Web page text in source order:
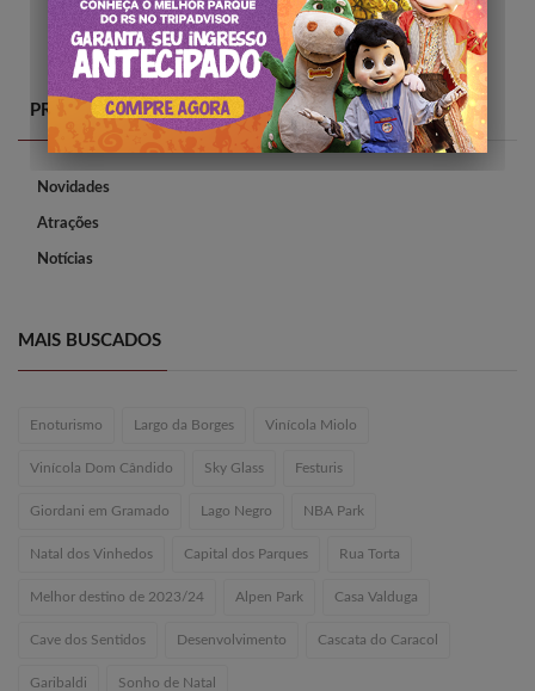
PRINCIPAIS CATEGORIAS
Novidades
Atrações
Notícias
MAIS BUSCADOS
Enoturismo Largo da Borges Vinícola Miolo
Vinícola Dom Cândido Sky Glass Festuris
Giordani em Gramado Lago Negro NBA Park
Natal dos Vinhedos Capital dos Parques Rua Torta
Melhor destino de 2023/24 Alpen Park Casa Valduga
Cave dos Sentidos Desenvolvimento Cascata do Caracol
Garibaldi Sonho de Natal